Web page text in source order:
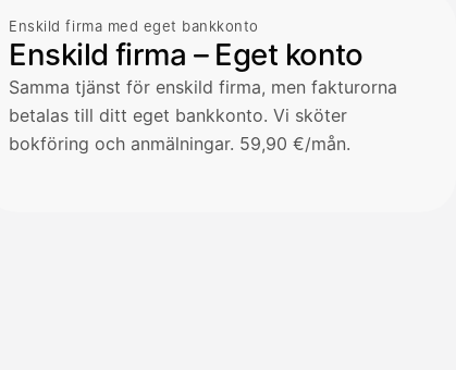
Enskild firma med eget bankkonto
Enskild firma – Eget konto
Samma tjänst för enskild firma, men fakturorna
betalas till ditt eget bankkonto. Vi sköter
bokföring och anmälningar. 59,90 €/mån.